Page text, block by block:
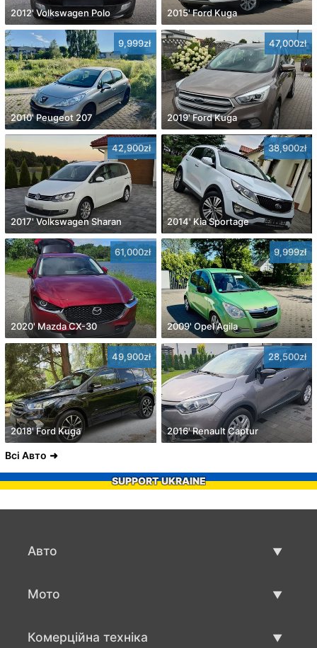
2012' Volkswagen Polo 2015' Ford Kuga
9,999zł
2010' Peugeot 207
47,000zł
2019' Ford Kuga
42,900zł
2017' Volkswagen Sharan
38,900zł
2014' Kia Sportage
61,000zł
2020' Mazda CX-30
9,999zł
2009' Opel Agila
49,900zł
2018' Ford Kuga
28,500zł
2016' Renault Captur
Всі Авто
SUPPORT UKRAINE
Авто
Мото
Комерційна техніка